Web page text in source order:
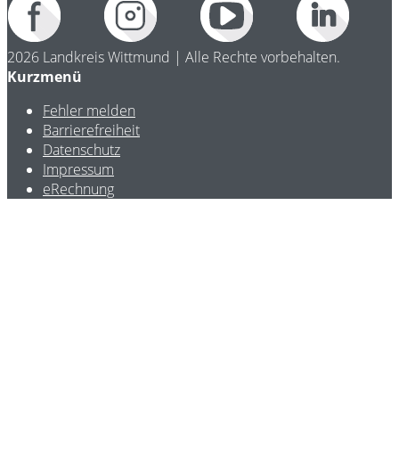
2026 Landkreis Wittmund | Alle Rechte vorbehalten.
Kurzmenü
Fehler melden
Barrierefreiheit
Datenschutz
Impressum
eRechnung